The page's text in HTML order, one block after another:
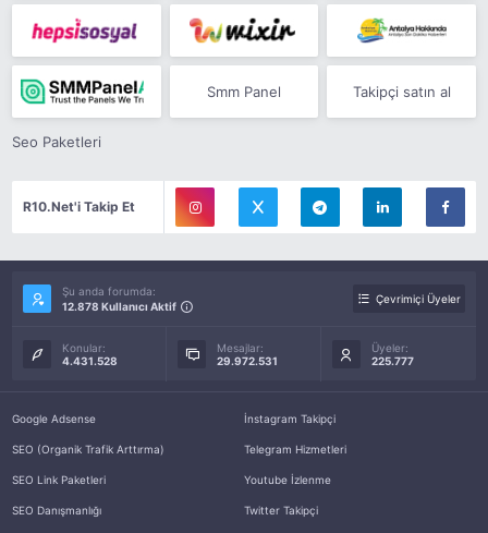
Smm Panel Takipçi satın al
Seo Paketleri
R10.Net'i Takip Et
Şu anda forumda:
12.878 Kullanıcı Aktif
Çevrimiçi Üyeler
Konular:
4.431.528
Mesajlar:
29.972.531
Üyeler:
225.777
Google Adsense
SEO (Organik Trafik Arttırma)
SEO Link Paketleri
SEO Danışmanlığı
İnstagram Takipçi
Telegram Hizmetleri
Youtube İzlenme
Twitter Takipçi